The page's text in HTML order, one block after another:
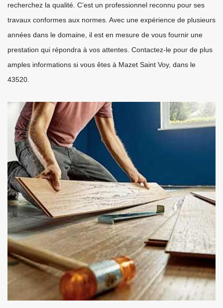
recherchez la qualité. C’est un professionnel reconnu pour ses
travaux conformes aux normes. Avec une expérience de plusieurs
années dans le domaine, il est en mesure de vous fournir une
prestation qui répondra à vos attentes. Contactez-le pour de plus
amples informations si vous êtes à Mazet Saint Voy, dans le
43520.